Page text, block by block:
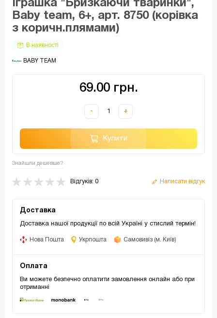
Іграшка "Бризкаючи тваринки",
Baby team, 6+, арт. 8750 (корівка
з коричн.плямами)
В наявності
BABY TEAM
69.00 грн.
- +
Купити
Знайшли дешевше?
Відгуків: 0 Написати відгук
Доставка
Доставка нашої продукції по всій Україні у стислий термін!
Нова Пошта Укрпошта Самовивіз (м. Київ)
Оплата
Ви можете безпечно оплатити замовлення онлайн або при
отриманні